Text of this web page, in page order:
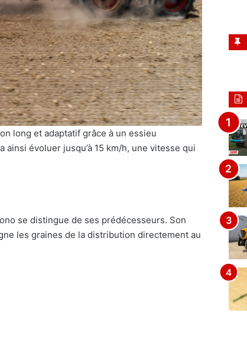
long et adaptatif grâce à un essieu
évoluer jusqu’à 15 km/h, une vitesse qui
se distingue de ses prédécesseurs. Son
les graines de la distribution directement au